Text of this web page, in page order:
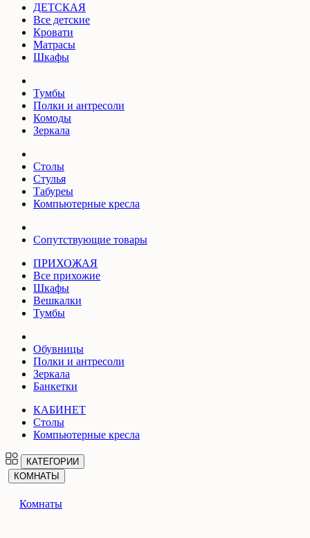
ДЕТСКАЯ
Все детские
Кровати
Матрасы
Шкафы
Тумбы
Полки и антресоли
Комоды
Зеркала
Столы
Стулья
Табуреы
Компьютерные кресла
Сопутствующие товары
ПРИХОЖАЯ
Все прихожие
Шкафы
Вешкалки
Тумбы
Обувницы
Полки и антресоли
Зеркала
Банкетки
КАБИНЕТ
Столы
Компьютерные кресла
КАТЕГОРИИ
КОМНАТЫ
Комнаты